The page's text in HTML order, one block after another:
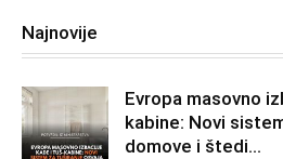
Najnovije
Evropa masovno
kabine: Novi
domove i štedi...